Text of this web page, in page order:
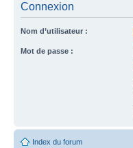
Connexion
Nom d’utilisateur :
Mot de passe :
Index du forum